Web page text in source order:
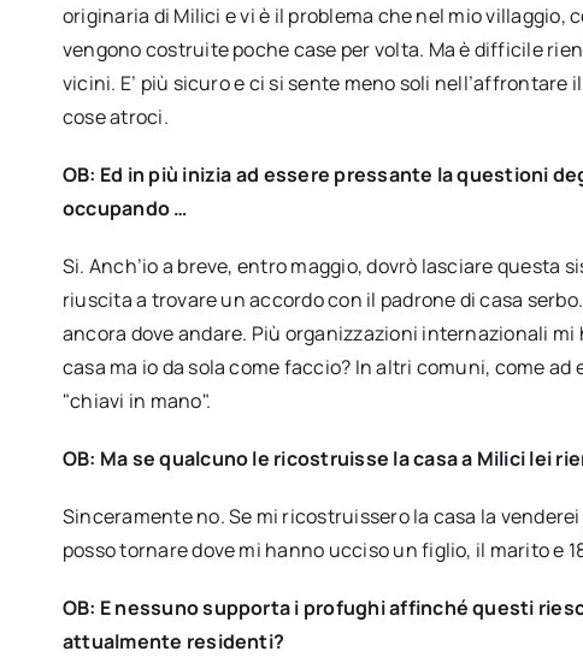
originaria di Milici e vi è il problema che nel mio
vengono costruite poche case per volta. Ma è difficile
vicini. E’ più sicuro e ci si sente meno soli
cose atroci.
OB: Ed in più inizia ad essere pressante la questioni
occupando …
Si. Anch’io a breve, entro maggio, dovrò lasciare questa
riuscita a trovare un accordo con il padrone di casa
ancora dove andare. Più organizzazioni internazionali
casa ma io da sola come faccio? In altri comuni, come
"chiavi in mano".
OB: Ma se qualcuno le ricostruisse la casa a Milici lei
Sinceramente no. Se mi ricostruissero la casa la
posso tornare dove mi hanno ucciso un figlio, il marito e
OB: E nessuno supporta i profughi affinché questi
attualmente residenti?